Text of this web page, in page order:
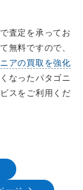
査定を承ってお
無料ですので、
アの買取を強化
なったパタゴニ
スをご利用くだ